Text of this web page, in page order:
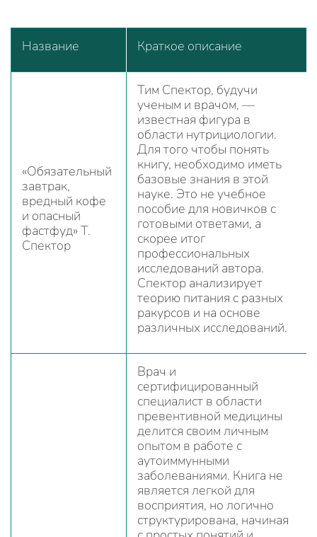
Название Краткое описание
«Обязательный
завтрак,
вредный кофе
и опасный
фастфуд» Т.
Спектор
Тим Спектор, будучи
ученым и врачом, —
известная фигура в
области нутрициологии.
Для того чтобы понять
книгу, необходимо иметь
базовые знания в этой
науке. Это не учебное
пособие для новичков с
готовыми ответами, а
скорее итог
профессиональных
исследований автора.
Спектор анализирует
теорию питания с разных
ракурсов и на основе
различных исследований.
Врач и
сертифицированный
специалист в области
превентивной медицины
делится своим личным
опытом в работе с
аутоиммунными
заболеваниями. Книга не
является легкой для
восприятия, но логично
структурирована, начиная